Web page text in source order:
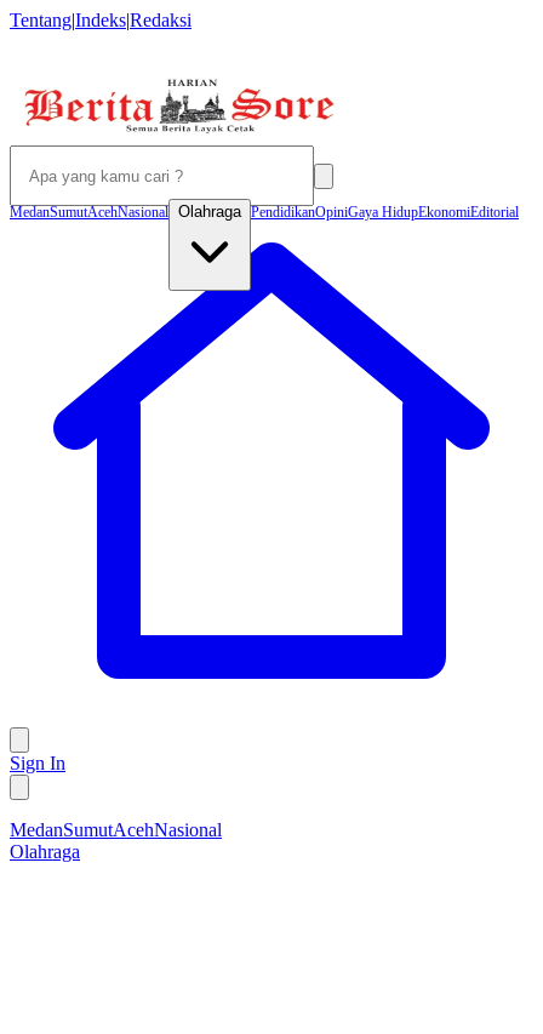
Tentang|Indeks|Redaksi
MedanSumutAcehNasional Olahraga PendidikanOpiniGaya HidupEkonomiEditorial
Sign In
MedanSumutAcehNasional
Olahraga